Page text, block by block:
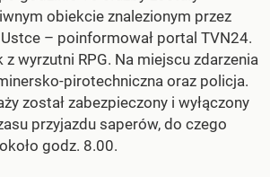
obiekcie znalezionym przez
– poinformował portal TVN24.
z wyrzutni RPG. Na miejscu zdarzenia
pirotechniczna oraz policja.
został zabezpieczony i wyłączony
przyjazdu saperów, do czego
godz. 8.00.